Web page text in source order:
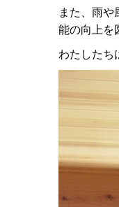
また、雨や
能の向上を
わたしたち